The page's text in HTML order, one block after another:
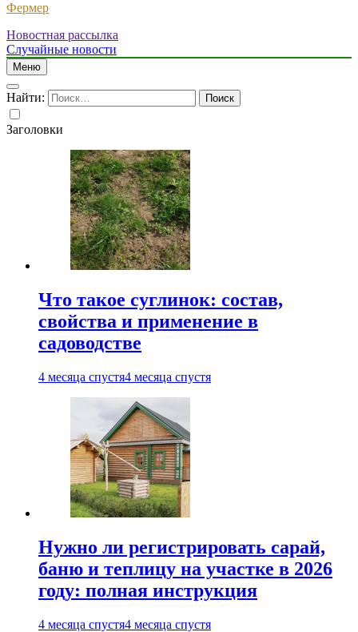
Фермер
Новостная рассылка
Случайные новости
Меню
Найти:
Заголовки
Что такое суглинок: состав,
свойства и применение в
садоводстве
4 месяца спустя4 месяца спустя
Нужно ли регистрировать сарай,
баню и теплицу на участке в 2026
году: полная инструкция
4 месяца спустя4 месяца спустя